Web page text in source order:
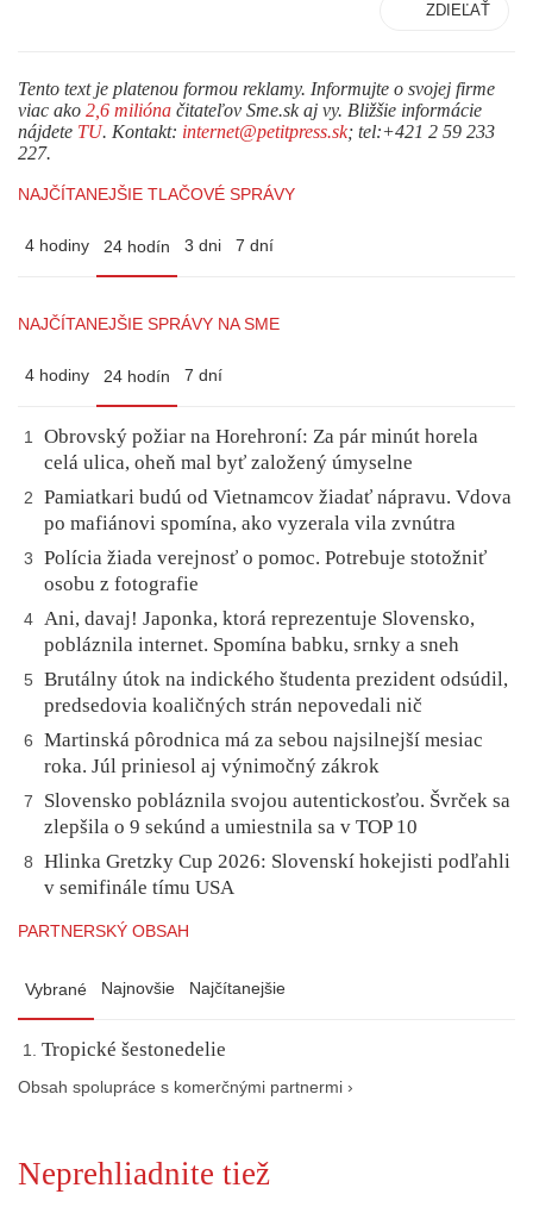
ZDIEĽAŤ
Tento text je platenou formou reklamy. Informujte o svojej firme
viac ako 2,6 milióna čitateľov Sme.sk aj vy. Bližšie informácie
nájdete TU. Kontakt: internet@petitpress.sk; tel:+421 2 59 233
227.
NAJČÍTANEJŠIE TLAČOVÉ SPRÁVY
4 hodiny 24 hodín 3 dni 7 dní
NAJČÍTANEJŠIE SPRÁVY NA SME
4 hodiny 24 hodín 7 dní
1
Obrovský požiar na Horehroní: Za pár minút horela
celá ulica, oheň mal byť založený úmyselne
2
Pamiatkari budú od Vietnamcov žiadať nápravu. Vdova
po mafiánovi spomína, ako vyzerala vila zvnútra
3
Polícia žiada verejnosť o pomoc. Potrebuje stotožniť
osobu z fotografie
4 Ani, davaj! Japonka, ktorá reprezentuje Slovensko,
pobláznila internet. Spomína babku, srnky a sneh
5
Brutálny útok na indického študenta prezident odsúdil,
predsedovia koaličných strán nepovedali nič
6
Martinská pôrodnica má za sebou najsilnejší mesiac
roka. Júl priniesol aj výnimočný zákrok
7
Slovensko pobláznila svojou autentickosťou. Švrček sa
zlepšila o 9 sekúnd a umiestnila sa v TOP 10
8
Hlinka Gretzky Cup 2026: Slovenskí hokejisti podľahli
v semifinále tímu USA
PARTNERSKÝ OBSAH
Vybrané Najnovšie Najčítanejšie
Tropické šestonedelie
Obsah spolupráce s komerčnými partnermi ›
Neprehliadnite tiež